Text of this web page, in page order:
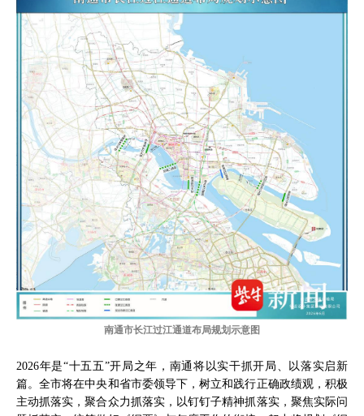
南通市长江过江通道布局规划示意图
2026年是“十五五”开局之年，南通将以实干抓开局、以落实启新
篇。全市将在中央和省市委领导下，树立和践行正确政绩观，积极
主动抓落实，聚合众力抓落实，以钉钉子精神抓落实，聚焦实际问